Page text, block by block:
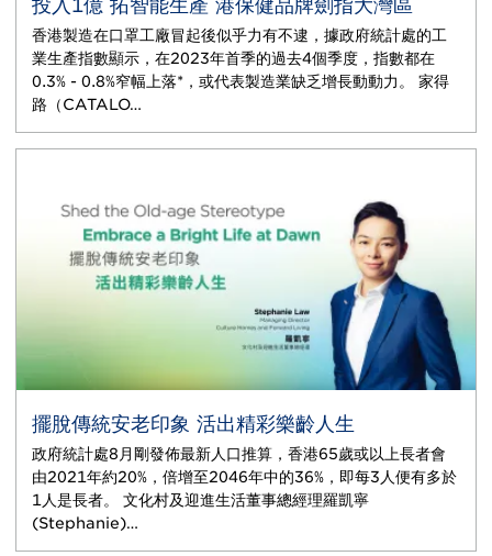
投入1億 拓智能生產 港保健品牌劍指大灣區
香港製造在口罩工廠冒起後似乎力有不逮，據政府統計處的工
業生產指數顯示，在2023年首季的過去4個季度，指數都在
0.3% - 0.8%窄幅上落*，或代表製造業缺乏增長動動力。 家得
路（CATALO…
擺脫傳統安老印象 活出精彩樂齡人生
政府統計處8月剛發佈最新人口推算，香港65歲或以上長者會
由2021年約20%，倍增至2046年中的36%，即每3人便有多於
1人是長者。 文化村及迎進生活董事總經理羅凱寧
(Stephanie)…